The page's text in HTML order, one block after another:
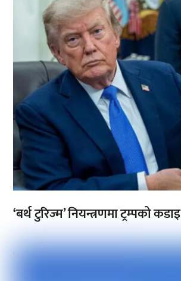
‘बर्थ टुरिज्म’ नियन्त्रणमा ट्रम्पको कडाइ
,